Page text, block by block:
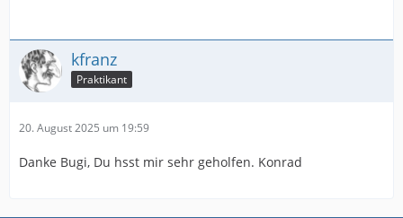
kfranz
Praktikant
20. August 2025 um 19:59
Danke Bugi, Du hsst mir sehr geholfen. Konrad